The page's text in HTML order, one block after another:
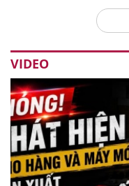
VIDEO